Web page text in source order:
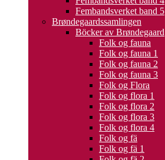
Fembandsverket band 5
Brøndegaardssamlingen
Böcker av Brøndegaard
Folk og fauna
Folk og fauna 1
Folk og fauna 2
Folk og fauna 3
Folk og Flora
Folk og flora 1
Folk og flora 2
Folk og flora 3
Folk og flora 4
Folk og fä
Folk og fä 1